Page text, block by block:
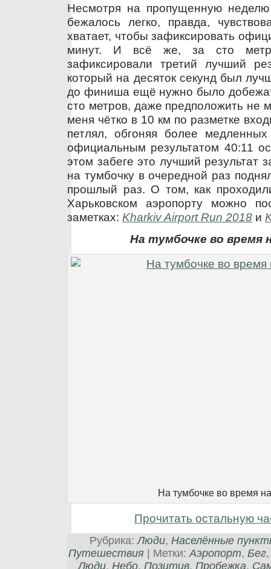
Несмотря на пропущенную
бежалось легко, правда,
хватает, чтобы зафиксировать
минут. И всё же, за сто
зафиксировали третий лучший
который на десяток секунд был
до финиша ещё нужно было
сто метров, даже предположить не
меня чётко в 10 км по разметке
петлял, обгоняя более
официальным результатом 40:11
этом забеге это лучший результат
на тумбочку в очередной раз
прошлый раз. О том, как
Харьковском аэропорту можно
заметках: Kharkiv Airport Run 2018 и
На тумбочке во время
На тумбочке во время
Прочитать остальную
Рубрика:Люди, Населённые
Путешествия | Метки:Аэропорт, Бег
Люди, Небо, Позитив, Пробежка,